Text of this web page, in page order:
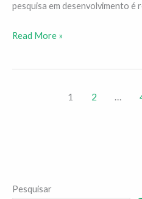
pesquisa em desenvolvimento é
Read More »
1 2 …
Pesquisar